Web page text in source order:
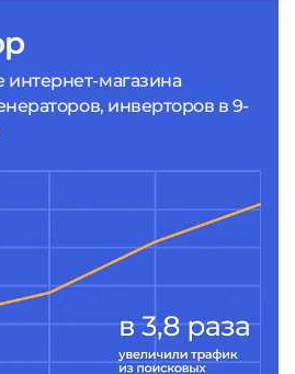
магазина
инверторов в 9-